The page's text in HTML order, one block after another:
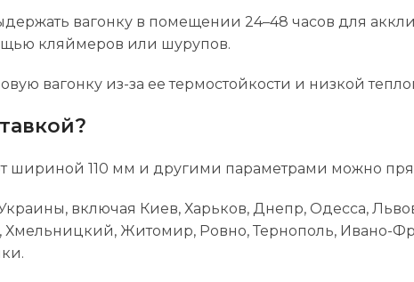
вагонку в помещении 24–48 часов для
кляймеров или шурупов.
вагонку из-за ее термостойкости и низкой
шириной 110 мм и другими параметрами можно
включая Киев, Харьков, Днепр, Одесса,
Хмельницкий, Житомир, Ровно, Тернополь, Ивано-